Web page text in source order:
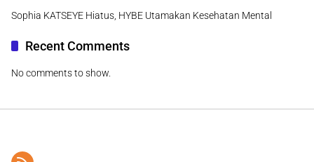
Sophia KATSEYE Hiatus, HYBE Utamakan Kesehatan Mental
Recent Comments
No comments to show.